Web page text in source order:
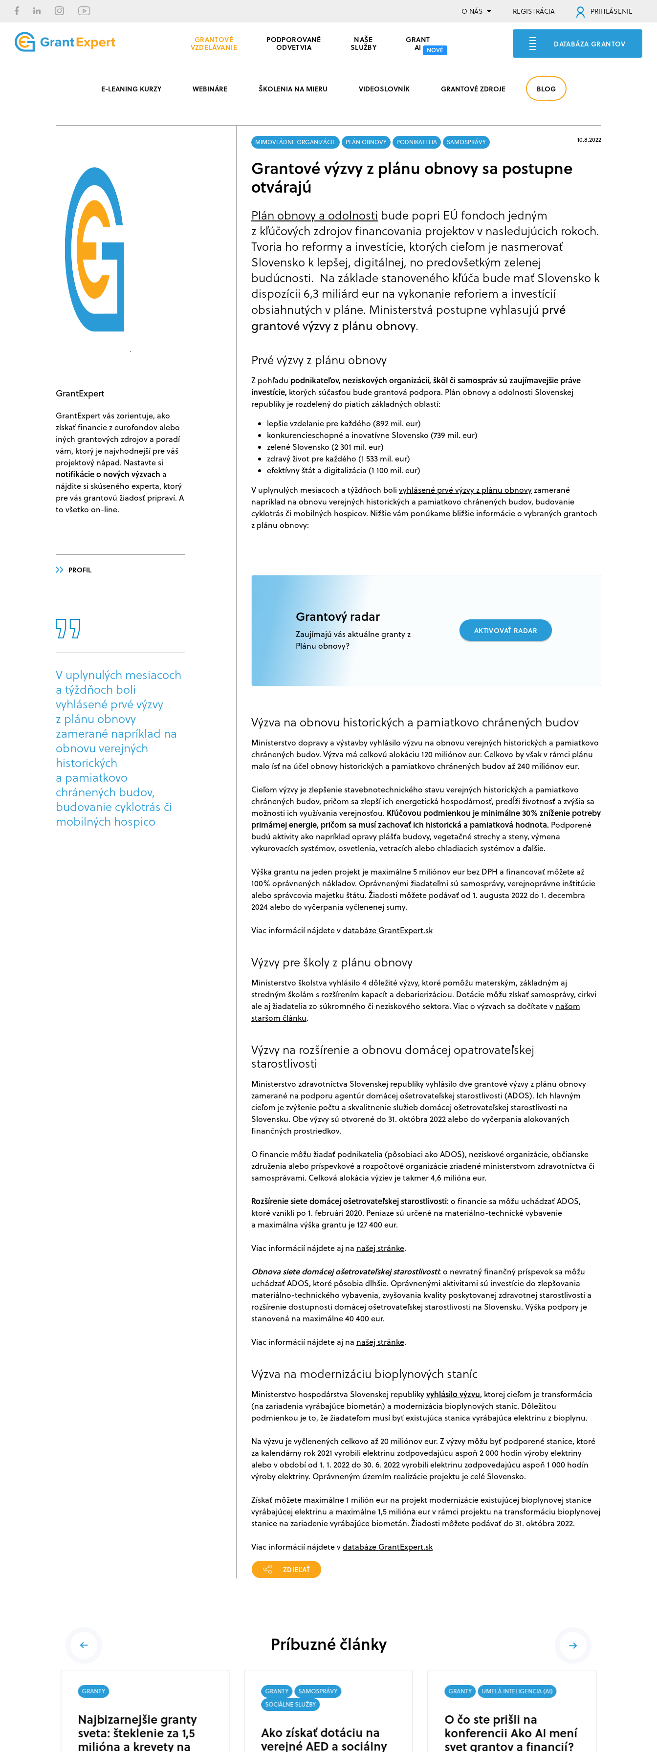
O NÁS REGISTRÁCIA PRIHLÁSENIE
GRANTOVÉ
VZDELÁVANIE
PODPOROVANÉ
ODVETVIA
NAŠE
SLUŽBY
GRANT
AI NOVÉ
DATABÁZA GRANTOV
E-LEANING KURZY WEBINÁRE ŠKOLENIA NA MIERU VIDEOSLOVNÍK GRANTOVÉ ZDROJE BLOG
GrantExpert
GrantExpert vás zorientuje, ako
získať financie z eurofondov alebo
iných grantových zdrojov a poradí
vám, ktorý je najvhodnejší pre váš
projektový nápad. Nastavte si
notifikácie o nových výzvach a
nájdite si skúseného experta, ktorý
pre vás grantovú žiadosť pripraví. A
to všetko on-line.
PROFIL
V uplynulých mesiacoch
a týždňoch boli
vyhlásené prvé výzvy
z plánu obnovy
zamerané napríklad na
obnovu verejných
historických
a pamiatkovo
chránených budov,
budovanie cyklotrás či
mobilných hospico
MIMOVLÁDNE ORGANIZÁCIE PLÁN OBNOVY PODNIKATELIA SAMOSPRÁVY 10.8.2022
Grantové výzvy z plánu obnovy sa postupne
otvárajú
Plán obnovy a odolnosti bude popri EÚ fondoch jedným
z kľúčových zdrojov financovania projektov v nasledujúcich rokoch.
Tvoria ho reformy a investície, ktorých cieľom je nasmerovať
Slovensko k lepšej, digitálnej, no predovšetkým zelenej
budúcnosti. Na základe stanoveného kľúča bude mať Slovensko k
dispozícii 6,3 miliárd eur na vykonanie reforiem a investícií
obsiahnutých v pláne. Ministerstvá postupne vyhlasujú prvé
grantové výzvy z plánu obnovy.
Prvé výzvy z plánu obnovy
Z pohľadu podnikateľov, neziskových organizácií, škôl či samospráv sú zaujímavejšie práve
investície, ktorých súčasťou bude grantová podpora. Plán obnovy a odolnosti Slovenskej
republiky je rozdelený do piatich základných oblastí:
lepšie vzdelanie pre každého (892 mil. eur)
konkurencieschopné a inovatívne Slovensko (739 mil. eur)
zelené Slovensko (2 301 mil. eur)
zdravý život pre každého (1 533 mil. eur)
efektívny štát a digitalizácia (1 100 mil. eur)
V uplynulých mesiacoch a týždňoch boli vyhlásené prvé výzvy z plánu obnovyzamerané
napríklad na obnovu verejných historických a pamiatkovo chránených budov, budovanie
cyklotrás či mobilných hospicov. Nižšie vám ponúkame bližšie informácie o vybraných grantoch
z plánu obnovy:
Grantový radar
Zaujímajú vás aktuálne granty z
Plánu obnovy?
AKTIVOVAŤ RADAR
Výzva na obnovu historických a pamiatkovo chránených budov
Ministerstvo dopravy a výstavby vyhlásilo výzvu na obnovu verejných historických a pamiatkovo
chránených budov. Výzva má celkovú alokáciu 120 miliónov eur. Celkovo by však v rámci plánu
malo ísť na účel obnovy historických a pamiatkovo chránených budov až 240 miliónov eur.
Cieľom výzvy je zlepšenie stavebnotechnického stavu verejných historických a pamiatkovo
chránených budov, pričom sa zlepší ich energetická hospodárnosť, predĺži životnosť a zvýšia sa
možnosti ich využívania verejnosťou. Kľúčovou podmienkou je minimálne 30% zníženie potreby
primárnej energie, pričom sa musí zachovať ich historická a pamiatková hodnota. Podporené
budú aktivity ako napríklad opravy plášťa budovy, vegetačné strechy a steny, výmena
vykurovacích systémov, osvetlenia, vetracích alebo chladiacich systémov a ďalšie.
Výška grantu na jeden projekt je maximálne 5 miliónov eur bez DPH a financovať môžete až
100% oprávnených nákladov. Oprávnenými žiadateľmi sú samosprávy, verejnoprávne inštitúcie
alebo správcovia majetku štátu. Žiadosti môžete podávať od 1. augusta 2022 do 1. decembra
2024 alebo do vyčerpania vyčlenenej sumy.
Viac informácií nájdete vdatabáze GrantExpert.sk
Výzvy pre školy z plánu obnovy
Ministerstvo školstva vyhlásilo 4 dôležité výzvy, ktoré pomôžu materským, základným aj
stredným školám s rozšírením kapacít a debarierizáciou. Dotácie môžu získať samosprávy, cirkvi
ale aj žiadatelia zo súkromného či neziskového sektora. Viac o výzvach sa dočítate v našom
staršom článku.
Výzvy na rozšírenie a obnovu domácej opatrovateľskej
starostlivosti
Ministerstvo zdravotníctva Slovenskej republiky vyhlásilo dve grantové výzvy z plánu obnovy
zamerané na podporu agentúr domácej ošetrovateľskej starostlivosti (ADOS). Ich hlavným
cieľom je zvýšenie počtu a skvalitnenie služieb domácej ošetrovateľskej starostlivosti na
Slovensku. Obe výzvy sú otvorené do 31. októbra 2022 alebo do vyčerpania alokovaných
finančných prostriedkov.
O financie môžu žiadať podnikatelia (pôsobiaci ako ADOS), neziskové organizácie, občianske
združenia alebo príspevkové a rozpočtové organizácie zriadené ministerstvom zdravotníctva či
samosprávami. Celková alokácia výziev je takmer 4,6 milióna eur.
Rozšírenie siete domácej ošetrovateľskej starostlivosti: o financie sa môžu uchádzať ADOS,
ktoré vznikli po 1. februári 2020. Peniaze sú určené na materiálno-technické vybavenie
a maximálna výška grantu je 127 400 eur.
Viac informácií nájdete aj na našej stránke.
Obnova siete domácej ošetrovateľskej starostlivosti: o nevratný finančný príspevok sa môžu
uchádzať ADOS, ktoré pôsobia dlhšie. Oprávnenými aktivitami sú investície do zlepšovania
materiálno-technického vybavenia, zvyšovania kvality poskytovanej zdravotnej starostlivosti a
rozšírenie dostupnosti domácej ošetrovateľskej starostlivosti na Slovensku. Výška podpory je
stanovená na maximálne 40 400 eur.
Viac informácií nájdete aj na našej stránke.
Výzva na modernizáciu bioplynových staníc
Ministerstvo hospodárstva Slovenskej republikyvyhlásilo výzvu, ktorej cieľom je transformácia
(na zariadenia vyrábajúce biometán) a modernizácia bioplynových staníc. Dôležitou
podmienkou je to, že žiadateľom musí byť existujúca stanica vyrábajúca elektrinu z bioplynu.
Na výzvu je vyčlenených celkovo až 20 miliónov eur. Z výzvy môžu byť podporené stanice, ktoré
za kalendárny rok 2021 vyrobili elektrinu zodpovedajúcu aspoň 2 000 hodín výroby elektriny
alebo v období od 1. 1. 2022 do 30. 6. 2022 vyrobili elektrinu zodpovedajúcu aspoň 1 000 hodín
výroby elektriny. Oprávneným územím realizácie projektu je celé Slovensko.
Získať môžete maximálne 1 milión eur na projekt modernizácie existujúcej bioplynovej stanice
vyrábajúcej elektrinu a maximálne 1,5 milióna eur v rámci projektu na transformáciu bioplynovej
stanice na zariadenie vyrábajúce biometán. Žiadosti môžete podávať do 31. októbra 2022.
Viac informácií nájdete vdatabáze GrantExpert.sk
ZDIEĽAŤ
Príbuzné články
GRANTY
Najbizarnejšie granty
sveta: šteklenie za 1,5
milióna a krevety na
GRANTY
SAMOSPRÁVY
SOCIÁLNE SLUŽBY
Ako získať dotáciu na
verejné AED a sociálny
GRANTY UMELÁ INTELIGENCIA (AI)
O čo ste prišli na
konferencii Ako AI mení
svet grantov a financií?